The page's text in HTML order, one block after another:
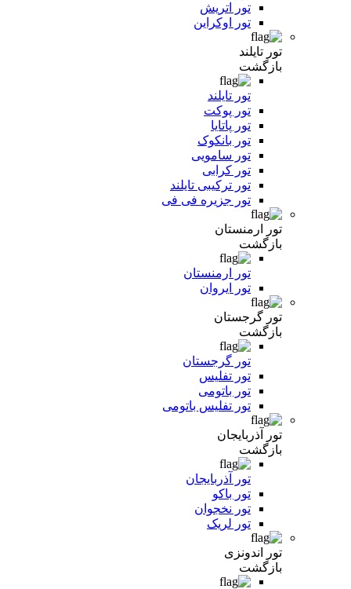
تور اتریش
تور اوکراین
تور تایلند
بازگشت
تور تایلند
تور پوکت
تور پاتایا
تور بانکوک
تور سامویی
تور کرابی
تور ترکیبی تایلند
تور جزیره فی فی
تور ارمنستان
بازگشت
تور ارمنستان
تور ایروان
تور گرجستان
بازگشت
تور گرجستان
تور تفلیس
تور باتومی
تور تفلیس باتومی
تور آذربایجان
بازگشت
تور آذربایجان
تور باکو
تور نخجوان
تور لریک
تور اندونزی
بازگشت